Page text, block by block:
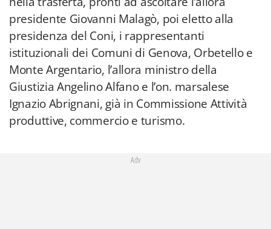
presidente Giovanni Malagò, poi eletto alla
presidenza del Coni, i rappresentanti
istituzionali dei Comuni di Genova, Orbetello e
Monte Argentario, l’allora ministro della
Giustizia Angelino Alfano e l’on. marsalese
Ignazio Abrignani, già in Commissione Attività
produttive, commercio e turismo.
Adv